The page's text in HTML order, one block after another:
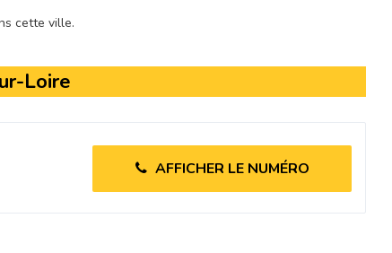
cette ville.
Loire
AFFICHER LE NUMÉRO